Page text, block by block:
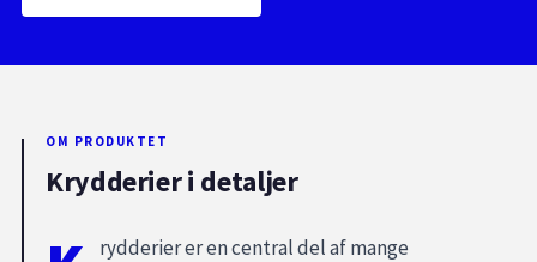
OM PRODUKTET
Krydderier i detaljer
rydderier er en central del af mange